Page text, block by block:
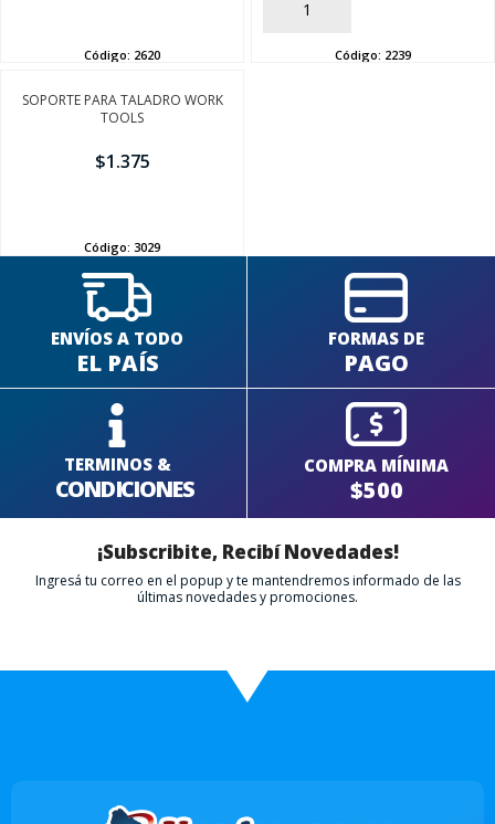
Código: 2620
AÑADIR
Código: 2239
SOPORTE PARA TALADRO WORK
TOOLS
$1.375
Código: 3029
ENVÍOS A TODO
EL PAÍS
FORMAS DE
PAGO
TERMINOS &
CONDICIONES
COMPRA MÍNIMA
$500
¡Subscribite, Recibí Novedades!
Ingresá tu correo en el popup y te mantendremos informado de las
últimas novedades y promociones.